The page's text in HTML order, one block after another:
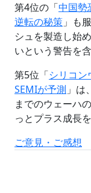
第4位の「中国勢
逆転の秘策」も
シュを製造し始
いという警告を含
第5位「シリコ
SEMIが予測」は
までのウェーハ
っとプラス成長
ご意見・ご感想